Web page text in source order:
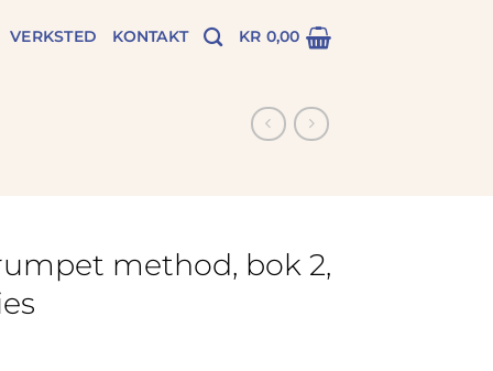
VERKSTED KONTAKT KR 0,00
method, bok 2,